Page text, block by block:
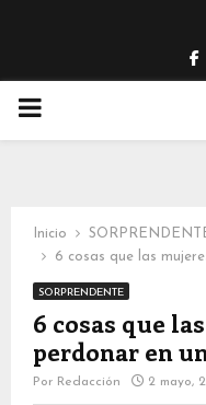
PRIMARY
Inicio
6 cosas que las
SORPRENDENTE
6 cosas que
perdonar en
Por Redacción 2 mayo,